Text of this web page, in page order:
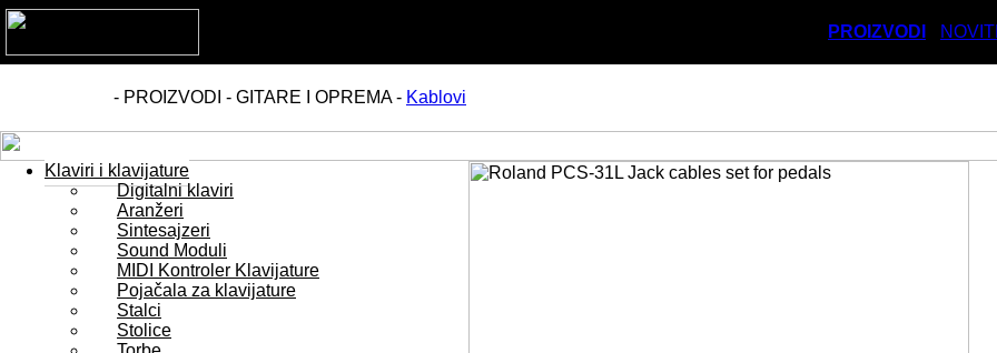
PROIZVODI
- PROIZVODI - GITARE I OPREMA - Kablovi
Klaviri i klavijature
Digitalni klaviri
Aranžeri
Sintesajzeri
Sound Moduli
MIDI Kontroler Klavijature
Pojačala za klavijature
Stalci
Stolice